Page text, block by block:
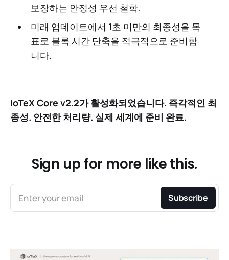
보장하는 안정성 우선 철학.
미래 업데이트에서 1초 미만의 최종성을 목
표로 블록 시간 단축을 적극적으로 준비합
니다.
IoTeX Core v2.2가 활성화되었습니다. 즉각적인 최
종성. 안전한 처리량. 실제 세계에 준비 완료.
Sign up for more like this.
Enter your email Subscribe